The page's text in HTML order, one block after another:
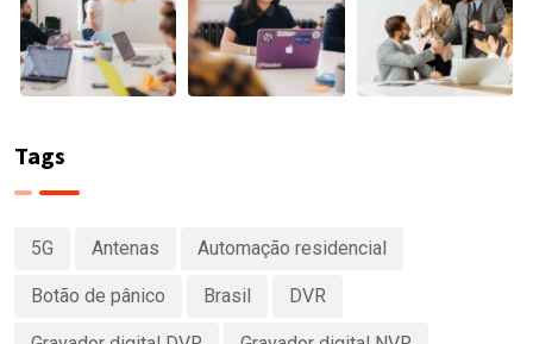
Tags
5G Antenas Automação residencial
Botão de pânico Brasil DVR